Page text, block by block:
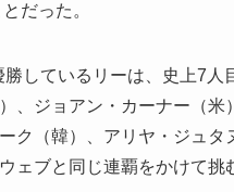
だった。
しているリーは、史上7人
、ジョアン・カーナー（米
ク（韓）、アリヤ・ジュ
ェブと同じ連覇をかけて